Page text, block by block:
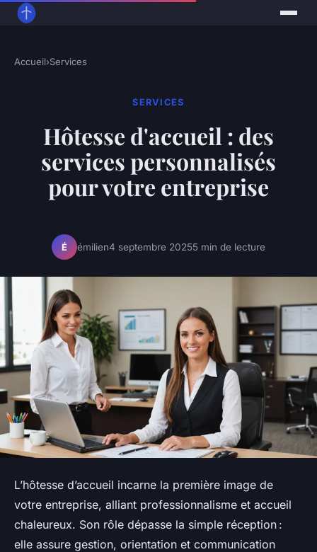
Accueil›Services
SERVICES
Hôtesse d'accueil : des
services personnalisés
pour votre entreprise
É émilien4 septembre 20255 min de lecture
L’hôtesse d’accueil incarne la première image de
votre entreprise, alliant professionnalisme et accueil
chaleureux. Son rôle dépasse la simple réception :
elle assure gestion, orientation et communication